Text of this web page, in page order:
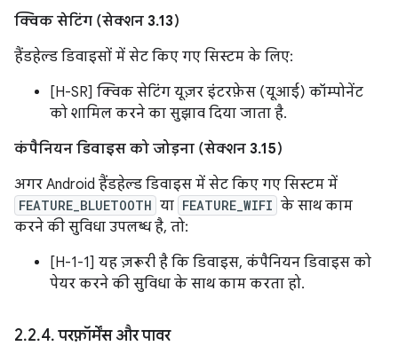
क्विक सेटिंग (सेक्शन 3.13)
हैंडहेल्ड डिवाइसों में सेट किए गए सिस्टम के लिए:
[H-SR] क्विक सेटिंग यूज़र इंटरफ़ेस (यूआई) कॉम्पोनेंट
को शामिल करने का सुझाव दिया जाता है.
कंपैनियन डिवाइस को जोड़ना (सेक्शन 3.15)
अगर Android हैंडहेल्ड डिवाइस में सेट किए गए सिस्टम में
FEATURE_BLUETOOTH या FEATURE_WIFI के साथ काम
करने की सुविधा उपलब्ध है, तो:
[H-1-1] यह ज़रूरी है कि डिवाइस, कंपैनियन डिवाइस को
पेयर करने की सुविधा के साथ काम करता हो.
2.2.4.परफ़ॉर्मेंस और पावर